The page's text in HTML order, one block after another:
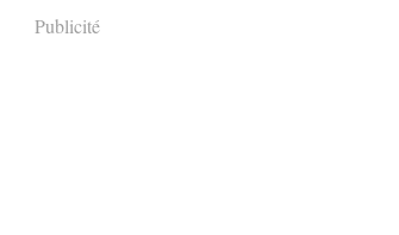
Publicité